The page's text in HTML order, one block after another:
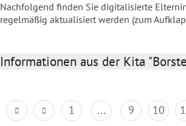
Nachfolgend finden Sie digitalisierte
regelmäßig aktualisiert werden (zum
Informationen aus der Kita
1 ... 9 10